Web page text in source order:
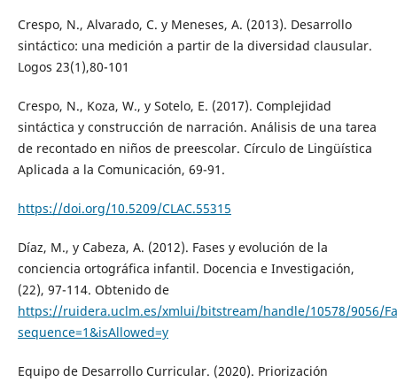
Crespo, N., Alvarado, C. y Meneses, A. (2013). Desarrollo
sintáctico: una medición a partir de la diversidad clausular.
Logos 23(1),80-101
Crespo, N., Koza, W., y Sotelo, E. (2017). Complejidad
sintáctica y construcción de narración. Análisis de una tarea
de recontado en niños de preescolar. Círculo de Lingüística
Aplicada a la Comunicación, 69-91.
https://doi.org/10.5209/CLAC.55315
Díaz, M., y Cabeza, A. (2012). Fases y evolución de la
conciencia ortográfica infantil. Docencia e Investigación,
(22), 97-114. Obtenido de
https://ruidera.uclm.es/xmlui/bitstream/handle/10578/9056/
sequence=1&isAllowed=y
Equipo de Desarrollo Curricular. (2020). Priorización